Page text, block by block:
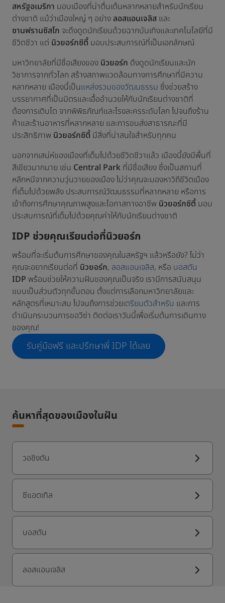
สหรัฐอเมริกา มอบเมืองที่น่าตื่นเต้นหลากหลายสำหรับนักเรียน
ต่างชาติ แม้ว่าเมืองใหญ่ ๆ อย่าง ลอสแอนเจลิส และ
ซานฟรานซิสโก จะดึงดูดนักเรียนด้วยฉากบันเทิงและเทคโนโลยีที่มี
ชีวิตชีวา แต่ นิวยอร์กซิตี้ มอบประสบการณ์ที่เป็นเอกลักษณ์
มหาวิทยาลัยที่มีชื่อเสียงของ นิวยอร์ก ดึงดูดนักเรียนและนัก
วิชาการจากทั่วโลก สร้างสภาพแวดล้อมทางการศึกษาที่มีความ
หลากหลาย เมืองนี้เป็นแหล่งรวมของวัฒนธรรม ซึ่งช่วยสร้าง
บรรยากาศที่เป็นมิตรและเอื้ออำนวยให้กับนักเรียนต่างชาติที่
ต้องการเติบโต จากพิพิธภัณฑ์และโรงละครระดับโลก ไปจนถึงร้าน
ค้าและร้านอาหารที่หลากหลาย และการขนส่งสาธารณะที่มี
ประสิทธิภาพ นิวยอร์กซิตี้ มีสิ่งที่น่าสนใจสำหรับทุกคน
นอกจากเสน่ห์ของเมืองที่เต็มไปด้วยชีวิตชีวาแล้ว เมืองนี้ยังมีพื้นที่
สีเขียวมากมาย เช่น Central Park ที่มีชื่อเสียง ซึ่งเป็นสถานที่
หลีกหนีจากความวุ่นวายของเมือง ไม่ว่าคุณจะมองหาวิถีชีวิตเมือง
ที่เต็มไปด้วยพลัง ประสบการณ์วัฒนธรรมที่หลากหลาย หรือการ
เข้าถึงการศึกษาคุณภาพสูงและโอกาสทางอาชีพ นิวยอร์กซิตี้ มอบ
ประสบการณ์ที่เต็มไปด้วยคุณค่าให้กับนักเรียนต่างชาติ
IDP ช่วยคุณเรียนต่อที่นิวยอร์ก
พร้อมที่จะเริ่มต้นการศึกษาของคุณในสหรัฐฯ แล้วหรือยัง? ไม่ว่า
คุณจะอยากเรียนต่อที่ นิวยอร์ก, ลอสแอนเจลิส, หรือ บอสตัน
IDP พร้อมช่วยให้ความฝันของคุณเป็นจริง เรามีการสนับสนุน
แบบเป็นส่วนตัวทุกขั้นตอน ตั้งแต่การเลือกมหาวิทยาลัยและ
หลักสูตรที่เหมาะสม ไปจนถึงการช่วยเตรียมตัวสำหรับ และการ
ดำเนินกระบวนการขอวีซ่า ติดต่อเราวันนี้เพื่อเริ่มต้นการเดินทาง
ของคุณ!
รับคู่มือฟรี และปรึกษาพี่ IDP ได้เลย
ค้นหาที่สุดของเมืองในฝัน
วอชิงตัน
ซีแอตเทิล
บอสตัน
ลอสแอนเจลิส